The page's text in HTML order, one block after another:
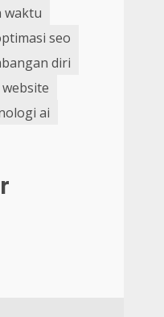
waktu
seo
diri
ai